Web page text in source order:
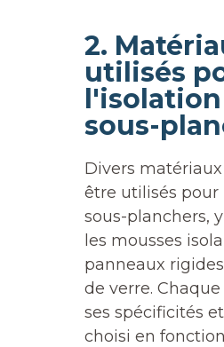
2.
utilisés
sous-
Divers
être utilisés pour
sous-planchers,
les mousses
panneaux
de verre.
ses spécificités
choisi en